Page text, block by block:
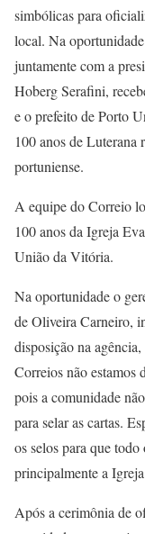
simbólicas para
local. Na
juntamente com a
Hoberg Serafini,
e o prefeito de Porto
100 anos de Luterana
portuniense.
A equipe do Correio
100 anos da Igreja
União da Vitória.
Na oportunidade o
de Oliveira Carneiro,
disposição na
Correios não estamos
pois a comunidade
para selar as cartas.
os selos para que
principalmente a
Após a cerimônia de